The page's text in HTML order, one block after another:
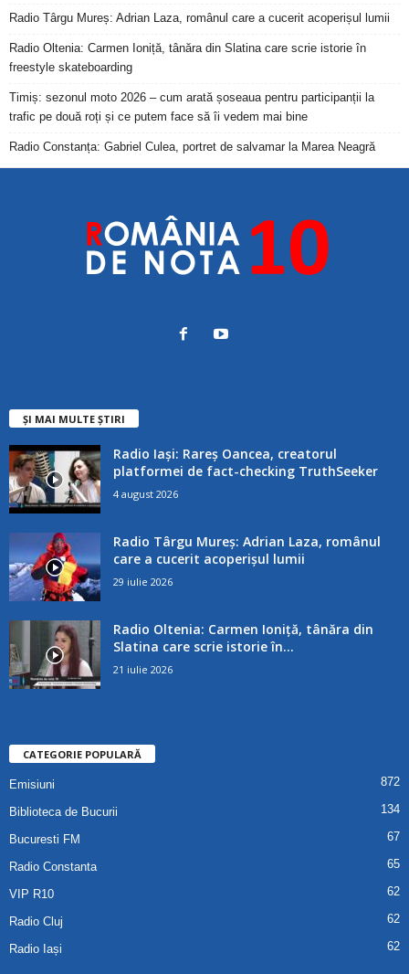
Radio Târgu Mureș: Adrian Laza, românul care a cucerit acoperișul lumii
Radio Oltenia: Carmen Ioniță, tânăra din Slatina care scrie istorie în
freestyle skateboarding
Timiș: sezonul moto 2026 – cum arată șoseaua pentru participanții la
trafic pe două roți și ce putem face să îi vedem mai bine
Radio Constanța: Gabriel Culea, portret de salvamar la Marea Neagră
ȘI MAI MULTE ȘTIRI
Radio Iași: Rareș Oancea, creatorul
platformei de fact-checking TruthSeeker
4 august 2026
Radio Târgu Mureș: Adrian Laza, românul
care a cucerit acoperișul lumii
29 iulie 2026
Radio Oltenia: Carmen Ioniță, tânăra din
Slatina care scrie istorie în...
21 iulie 2026
CATEGORIE POPULARĂ
Emisiuni 872
Biblioteca de Bucurii 134
Bucuresti FM 67
Radio Constanta 65
VIP R10 62
Radio Cluj 62
Radio Iași 62